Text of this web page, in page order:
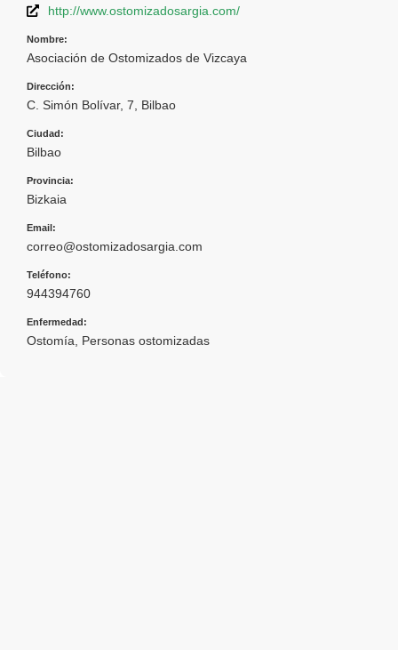
http://www.ostomizadosargia.com/
Nombre:
Asociación de Ostomizados de Vizcaya
Dirección:
C. Simón Bolívar, 7, Bilbao
Ciudad:
Bilbao
Provincia:
Bizkaia
Email:
correo@ostomizadosargia.com
Teléfono:
944394760
Enfermedad:
Ostomía Personas ostomizadas